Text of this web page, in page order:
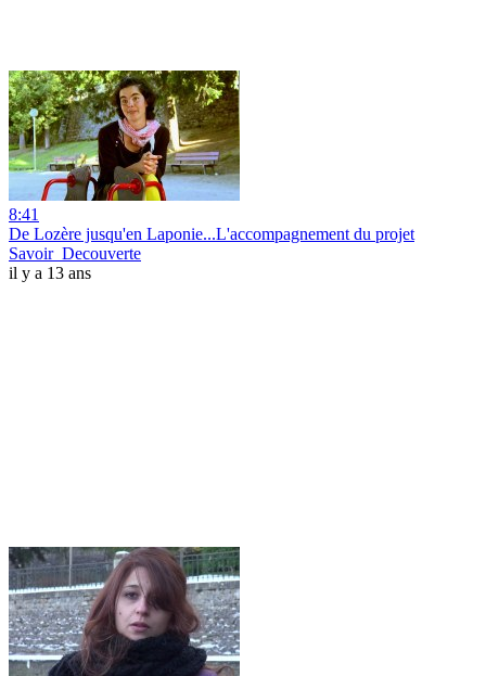
8:41
De Lozère jusqu'en Laponie...L'accompagnement du projet
Savoir_Decouverte
il y a 13 ans